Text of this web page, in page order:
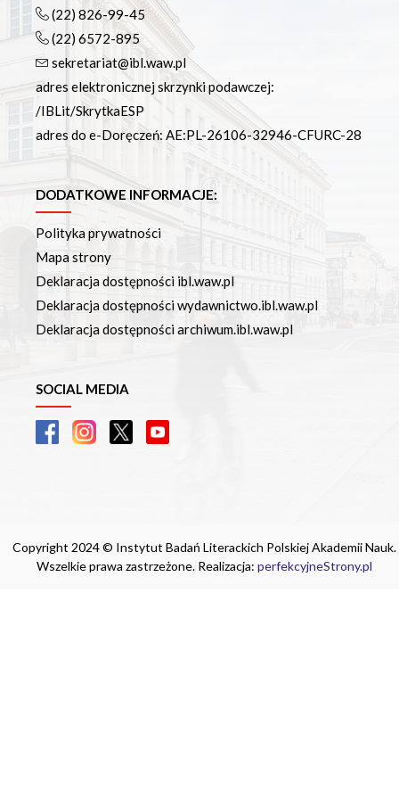
(22) 826-99-45
(22) 6572-895
sekretariat@ibl.waw.pl
adres elektronicznej skrzynki podawczej:
/IBLit/SkrytkaESP
adres do e-Doręczeń: AE:PL-26106-32946-CFURC-28
DODATKOWE INFORMACJE:
Polityka prywatności
Mapa strony
Deklaracja dostępności ibl.waw.pl
Deklaracja dostępności wydawnictwo.ibl.waw.pl
Deklaracja dostępności archiwum.ibl.waw.pl
SOCIAL MEDIA
Copyright 2024 © Instytut Badań Literackich Polskiej Akademii Nauk.
Wszelkie prawa zastrzeżone. Realizacja: perfekcyjneStrony.pl